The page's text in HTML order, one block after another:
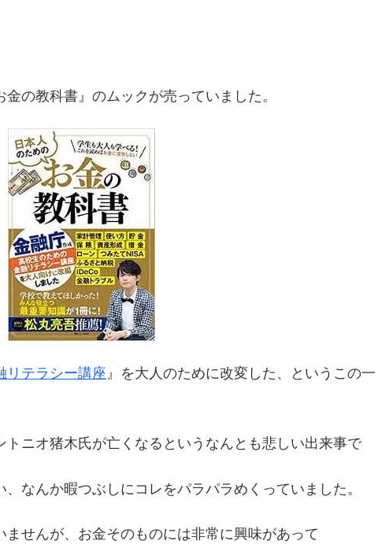
の教科書』のムックが売っていました。
リテラシー講座』を大人のために改変した、というこの一
ニオ猪木氏が亡くなるというなんとも悲しい出来事で
なんか暇つぶしにコレをパラパラめくっていました。
せんが、お金そのものには非常に興味があって